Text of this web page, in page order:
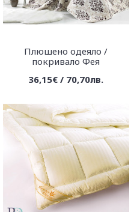
Плюшено одеяло /
покривало Фея
36,15€ / 70,70лв.